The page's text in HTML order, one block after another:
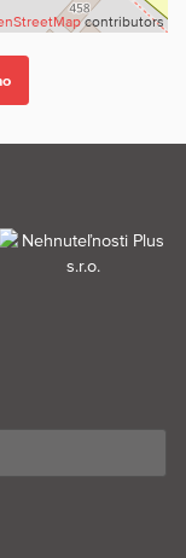
osobnú obhliadku
poskytneme
termín stretnutia.
s naším
contributors